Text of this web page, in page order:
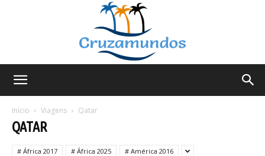
Início Viagens Qatar
QATAR
# África 2017 # África 2025 # América 2016